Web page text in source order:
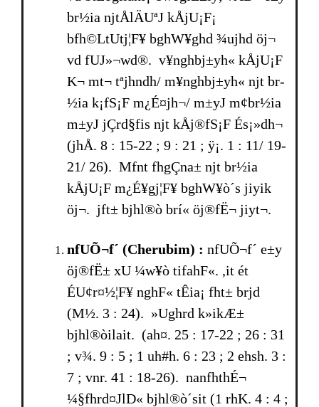
br­½ia njtÅlÄUªJ kÅjU¡F¡
bfh©LtUtj¦F¥ bghW¥ghd ¾ujhd öj¬
vd fUJ»¬wd®. v¥nghbj±yh« kÅjU¡F
K¬ mt¬ tªjhndh/ m¥nghbj±yh« njt br­
½ia k¡fS¡F m¿É¤jh¬/ m±yJ m¢br­½ia
m±yJ jÇrd§fis njt kÅj®fS¡F És¡»dh¬
(jhÅ. 8 : 15-22 ; 9 : 21 ; ÿ¡. 1 : 11/ 19-
21/ 26). Mfnt fhgÇna± njt br­½ia
kÅjU¡F m¿É¥gj¦F¥ bghW¥ò´s jiyik
öj¬. jft± bjhl®ò br­í« öj®fË¬ jiyt¬.
nfUÕ¬f´ (Cherubim) : nfUÕ¬f´ e±y
öj®fË± xU ¼w¥ò tifahF«. ,it ét
ÉU¢r¤½¦F¥ nghF« tÊia¡ fht± br­jd
(M½. 3 : 24). »Ughrd k»ikÆ±
bjhl®òilait. (ah¤. 25 : 17-22 ; 26 : 31
; v¾. 9 : 5 ; 1 uh#h. 6 : 23 ; 2 ehsh. 3 :
7 ; vnr. 41 : 18-26). nanfhthÉ¬
¼§fhrd¤JlD« bjhl®ò´sit (1 rhK. 4 : 4 ;